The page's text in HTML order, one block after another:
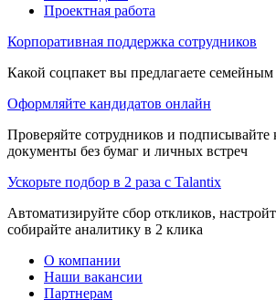
Проектная работа
Корпоративная поддержка сотрудников
Какой соцпакет вы предлагаете
Оформляйте кандидатов онлайн
Проверяйте сотрудников и подписывайте
документы без бумаг и личных встреч
Ускорьте подбор в 2 раза с Talantix
Автоматизируйте сбор откликов,
собирайте аналитику в 2 клика
О компании
Наши вакансии
Партнерам